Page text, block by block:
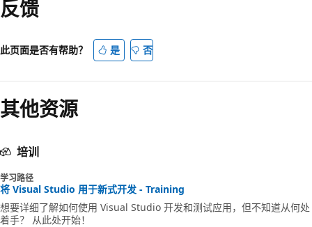
反馈
此页面是否有帮助？ 是 否
其他资源
培训
学习路径
将 Visual Studio 用于新式开发 - Training
想要详细了解如何使用 Visual Studio 开发和测试应用，但不知道从何处
着手？ 从此处开始！